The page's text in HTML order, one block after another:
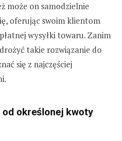
może on samodzielnie
oferując swoim klientom
wysyłki towaru. Zanim
takie rozwiązanie do
się z najczęściej
określonej kwoty